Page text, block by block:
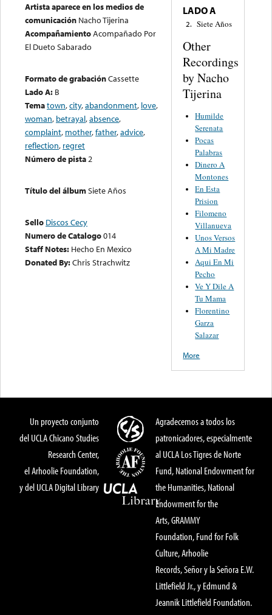
Artista aparece en los medios de
comunicación Nacho Tijerina
AcompañamientoAcompañado Por
El Dueto Sabarado
Formato de grabaciónCassette
Lado A: B
Tematown,city,abandonment, love,
woman, betrayal,absence,
complaint, mother,father,advice,
reflection, regret
Número de pista2
Título del álbumSiete Años
Sello Discos Cecy
Numero de Catalogo014
Staff Notes: Hecho En Mexico
Donated By:Chris Strachwitz
LADO A
2. Siete Años
Other
Recordings
by Nacho
Tijerina
Humilde
Serenata
Pocas
Palabras
Dinero A
Montones
En Esta
Prision
Filomeno
Villanueva
Unos Versos
A Mi Madre
Aqui En Mi
Pecho
Ve Y Dile A
Tu Mama
Florentino
Garza
Salazar
More
Un proyecto conjunto
del UCLA Chicano Studies
Research Center,
el Arhoolie Foundation,
y del UCLA Digital Library
Agradecemos a todos los
patronicadores, especialmente
al UCLA Los Tigres de Norte
Fund, National Endowment for
the Humanities, National
Endowment for the
Arts, GRAMMY
Foundation, Fund for Folk
Culture, Arhoolie
Records, Señor y la Señora E.W.
Littlefield Jr., y Edmund &
Jeannik Littlefield Foundation.